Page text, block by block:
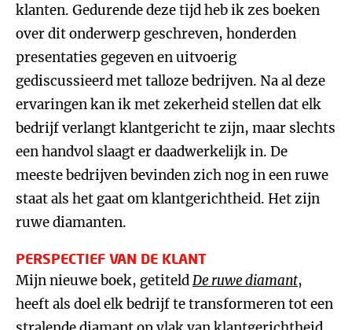
klanten. Gedurende deze tijd heb ik zes boeken
over dit onderwerp geschreven, honderden
presentaties gegeven en uitvoerig
gediscussieerd met talloze bedrijven. Na al deze
ervaringen kan ik met zekerheid stellen dat elk
bedrijf verlangt klantgericht te zijn, maar slechts
een handvol slaagt er daadwerkelijk in. De
meeste bedrijven bevinden zich nog in een ruwe
staat als het gaat om klantgerichtheid. Het zijn
ruwe diamanten.
PERSPECTIEF VAN DE KLANT
Mijn nieuwe boek, getiteldDe ruwe diamant,
heeft als doel elk bedrijf te transformeren tot een